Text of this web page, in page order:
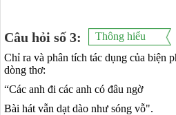
Câu hỏi số 3:
Thông hiểu
Chỉ ra và phân tích tác dụng của biện
dòng thơ:
“Các anh đi các anh có đâu ngờ
Bài hát vẫn dạt dào như sóng vỗ".